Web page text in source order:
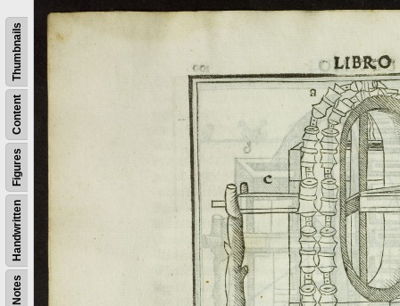
Notes
Handwritten
Figures
Content
Thumbnails